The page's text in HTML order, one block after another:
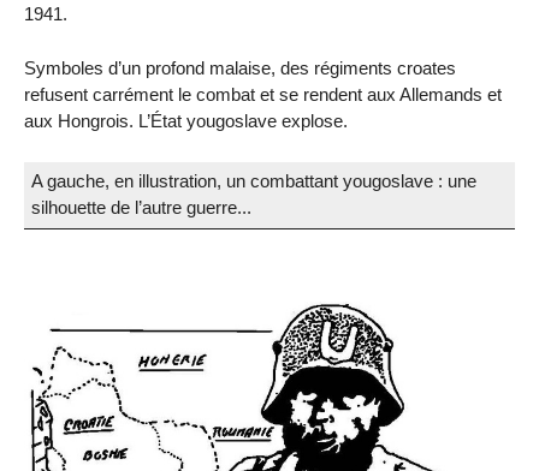
1941.
Symboles d’un profond malaise, des régiments croates
refusent carrément le combat et se rendent aux Allemands et
aux Hongrois. L’État yougoslave explose.
A gauche, en illustration, un combattant yougoslave : une
silhouette de l’autre guerre...